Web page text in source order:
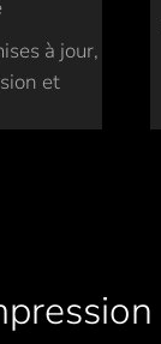
à jour,
et